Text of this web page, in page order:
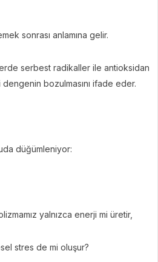
sonrası anlamına gelir.
serbest radikaller ile antioksidan
bozulmasını ifade eder.
düğümleniyor:
yalnızca enerji mi üretir,
stres de mi oluşur?